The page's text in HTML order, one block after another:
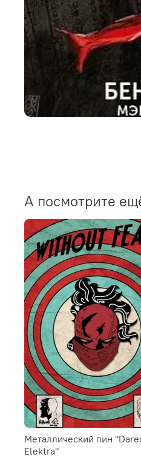
А посмотрите
Металлический пин
Elektra"